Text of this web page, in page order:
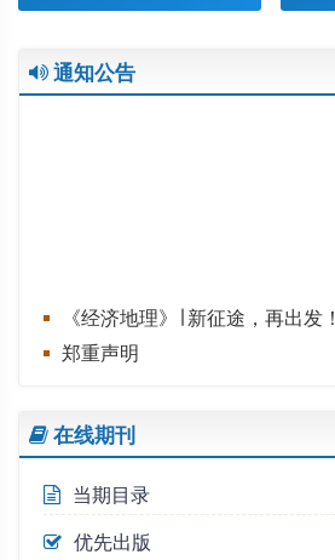
通知公告
《经济地理》∣ 新征途，再出发！
郑重声明
在线期刊
当期目录
优先出版